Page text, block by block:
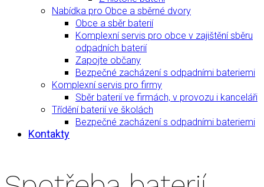
Nabídka pro Obce a sběrné dvory
Obce a sběr baterií
Komplexní servis pro obce v zajištění sběru
odpadních baterií
Zapojte občany
Bezpečné zacházení s odpadními bateriemi
Komplexní servis pro firmy
Sběr baterií ve firmách, v provozu i kanceláři
Třídění baterií ve školách
Bezpečné zacházení s odpadními bateriemi
Kontakty